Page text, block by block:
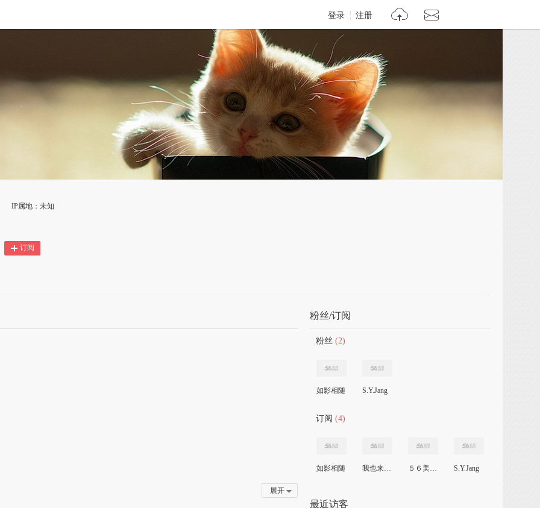
登录 注册
IP属地：未知
订阅
展开
粉丝/订阅
粉丝 (2)
如影相随 S.Y.Jang
订阅 (4)
如影相随 我也来了56 ５６美女主播 S.Y.Jang
最近访客